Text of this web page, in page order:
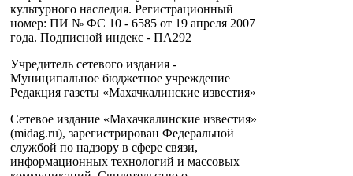
культурного наследия. Регистрационный
номер: ПИ № ФС 10 - 6585 от 19 апреля 2007
года. Подписной индекс - ПА292
Учредитель сетевого издания -
Муниципальное бюджетное учреждение
Редакция газеты «Махачкалинские известия»
Сетевое издание «Махачкалинские известия»
(midag.ru), зарегистрирован Федеральной
службой по надзору в сфере связи,
информационных технологий и массовых